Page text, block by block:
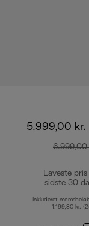
5.999,00 kr.
6.999,00
Laveste pris
sidste 30
Inkluderet
1.199,80 kr.